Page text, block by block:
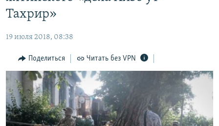
главной
Вернутся
поиску
ИСТОРИЯ
ИНФОГРАФИКА
ТЕЛЕПРОЕКТ КРЫМ.РЕАЛИИ
СОВЕТЫ ПРАВОЗАЩИТНИКОВ
ПРОПАВШИЕ БЕЗ ВЕСТИ
РАДІО СВОБОДА
КАК ОБОЙТИ БЛОКИРОВКУ
Українською
Qırımtatar
Тахрир»
19 июля 2018, 08:38
Поделиться Читать без VPN